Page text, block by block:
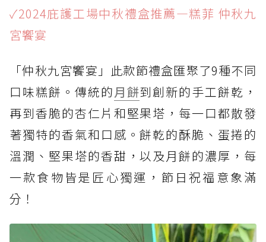
✓2024庇護工場中秋禮盒推薦—糕菲 仲秋九
宮饗宴
「仲秋九宮饗宴」此款節禮盒匯聚了9種不同
口味糕餅。傳統的月餅到創新的手工餅乾，
再到香脆的杏仁片和堅果塔，每一口都散發
著獨特的香氣和口感。餅乾的酥脆、蛋捲的
溫潤、堅果塔的香甜，以及月餅的濃厚，每
一款食物皆是匠心獨運，節日祝福意象滿
分！